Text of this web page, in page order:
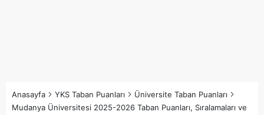
Anasayfa YKS Taban Puanları
Üniversite Taban Puanları
Mudanya Üniversitesi 2025-2026 Taban Puanları, Sıralamaları ve